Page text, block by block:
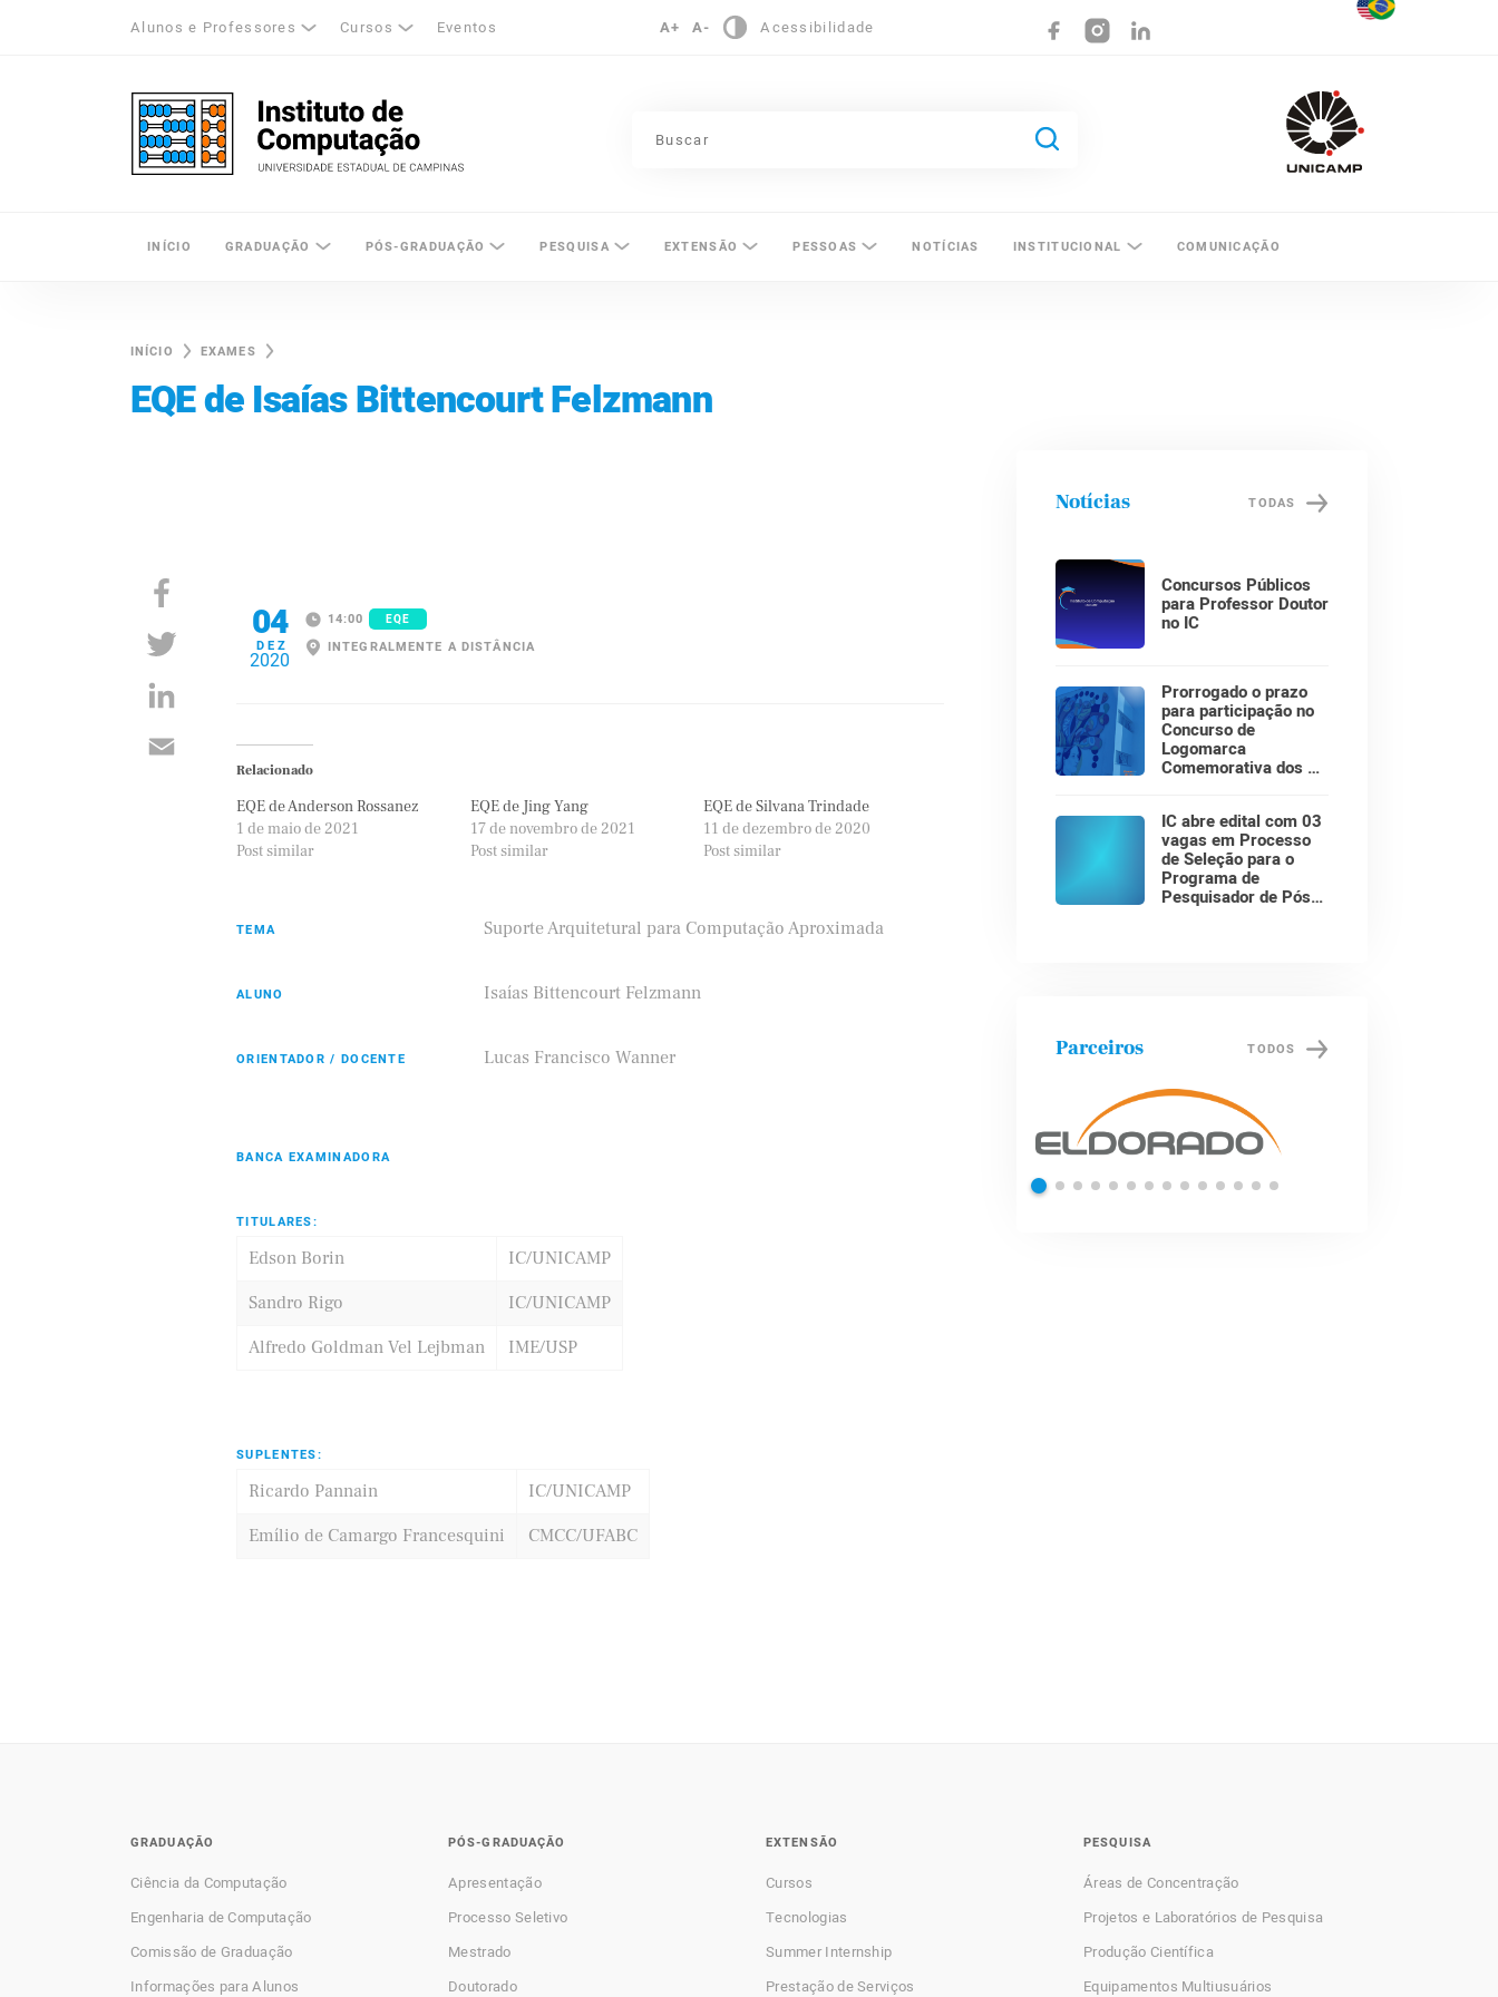
Alunos e Professores Cursos Eventos A+ A- Acessibilidade
Unicamp - Universidade Estadual de Campinas
INÍCIO GRADUAÇÃO PÓS-GRADUAÇÃO PESQUISA EXTENSÃO PESSOAS NOTÍCIAS INSTITUCIONAL COMUNICAÇÃO
INÍCIO EXAMES
EQE de Isaías Bittencourt Felzmann
04
DEZ
2020
14:00 EQE
INTEGRALMENTE A DISTÂNCIA
Relacionado
EQE de Anderson Rossanez
1 de maio de 2021
Post similar
EQE de Jing Yang
17 de novembro de 2021
Post similar
EQE de Silvana Trindade
11 de dezembro de 2020
Post similar
TEMA Suporte Arquitetural para Computação Aproximada
ALUNO Isaías Bittencourt Felzmann
ORIENTADOR / DOCENTE Lucas Francisco Wanner
BANCA EXAMINADORA
TITULARES:
Edson Borin
IC/UNICAMP
Sandro Rigo
IC/UNICAMP
Alfredo Goldman Vel Lejbman
IME/USP
SUPLENTES:
Ricardo Pannain
IC/UNICAMP
Emílio de Camargo Francesquini
CMCC/UFABC
Notícias TODAS
Concursos Públicos
para Professor Doutor
no IC
Prorrogado o prazo
para participação no
Concurso de
Logomarca
Comemorativa dos 30
IC abre edital com 03
vagas em Processo
de Seleção para o
Programa de
Pesquisador de Pós-
Parceiros TODOS
Shell
GRADUAÇÃO
Ciência da Computação
Engenharia de Computação
Comissão de Graduação
Informações para Alunos
PÓS-GRADUAÇÃO
Apresentação
Processo Seletivo
Mestrado
Doutorado
EXTENSÃO
Cursos
Tecnologias
Summer Internship
Prestação de Serviços
PESQUISA
Áreas de Concentração
Projetos e Laboratórios de Pesquisa
Produção Científica
Equipamentos Multiusuários